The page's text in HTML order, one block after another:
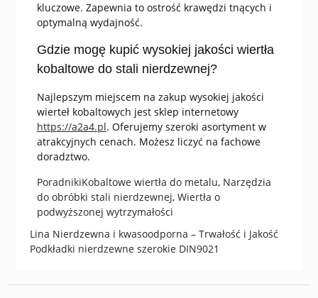
kluczowe. Zapewnia to ostrość krawędzi tnących i
optymalną wydajność.
Gdzie mogę kupić wysokiej jakości wiertła
kobaltowe do stali nierdzewnej?
Najlepszym miejscem na zakup wysokiej jakości
wierteł kobaltowych jest sklep internetowy
https://a2a4.pl. Oferujemy szeroki asortyment w
atrakcyjnych cenach. Możesz liczyć na fachowe
doradztwo.
PoradnikiKobaltowe wiertła do metalu, Narzędzia
do obróbki stali nierdzewnej, Wiertła o
podwyższonej wytrzymałości
Zobacz
wpisy
Previous
post:
Lina Nierdzewna i kwasoodporna – Trwałość i Jakość
Next
Podkładki nierdzewne szerokie DIN9021